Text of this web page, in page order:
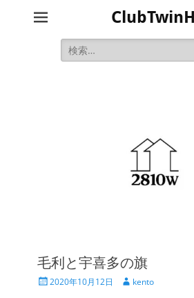
検
索:
毛利と宇喜多の旗
投 2020年10月12日
投 kento